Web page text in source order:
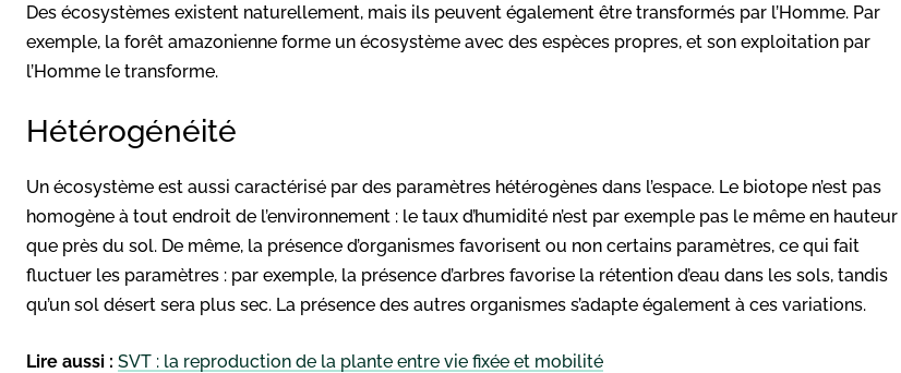
Des écosystèmes existent naturellement, mais ils peuvent également être transformés par l’Homme. Par
exemple, la forêt amazonienne forme un écosystème avec des espèces propres, et son exploitation par
l’Homme le transforme.
Hétérogénéité
Un écosystème est aussi caractérisé par des paramètres hétérogènes dans l’espace. Le biotope n’est pas
homogène à tout endroit de l’environnement : le taux d’humidité n’est par exemple pas le même en hauteur
que près du sol. De même, la présence d’organismes favorisent ou non certains paramètres, ce qui fait
fluctuer les paramètres : par exemple, la présence d’arbres favorise la rétention d’eau dans les sols, tandis
qu’un sol désert sera plus sec. La présence des autres organismes s’adapte également à ces variations.
Lire aussi : SVT : la reproduction de la plante entre vie fixée et mobilité